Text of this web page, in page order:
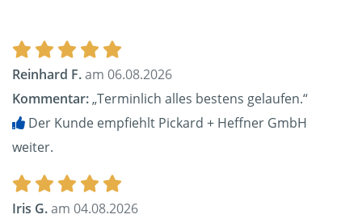
Reinhard F.am 06.08.2026
Kommentar:„Terminlich alles bestens gelaufen.“
Der Kunde empfiehlt Pickard + Heffner GmbH
weiter.
Iris G.am 04.08.2026